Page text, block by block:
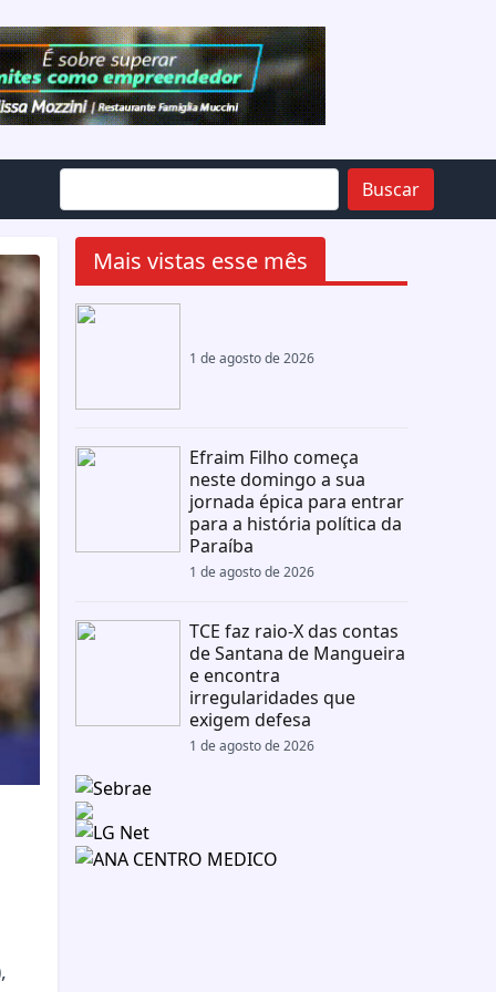
Buscar
Mais vistas esse mês
1 de agosto de 2026
Efraim Filho começa
neste domingo a sua
jornada épica para entrar
para a história política da
Paraíba
1 de agosto de 2026
TCE faz raio-X das contas
de Santana de Mangueira
e encontra
irregularidades que
exigem defesa
1 de agosto de 2026